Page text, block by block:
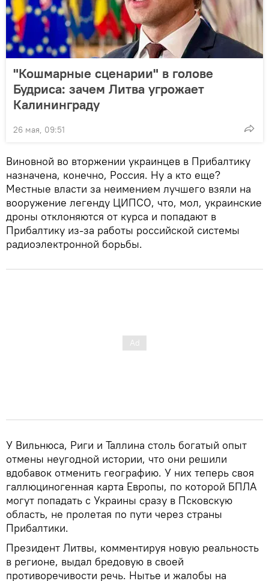
"Кошмарные сценарии" в голове
Будриса: зачем Литва угрожает
Калининграду
26 мая, 09:51
Виновной во вторжении украинцев в Прибалтику
назначена, конечно, Россия. Ну а кто еще?
Местные власти за неимением лучшего взяли на
вооружение легенду ЦИПСО, что, мол, украинские
дроны отклоняются от курса и попадают в
Прибалтику из-за работы российской системы
радиоэлектронной борьбы.
У Вильнюса, Риги и Таллина столь богатый опыт
отмены неугодной истории, что они решили
вдобавок отменить географию. У них теперь своя
галлюциногенная карта Европы, по которой БПЛА
могут попадать с Украины сразу в Псковскую
область, не пролетая по пути через страны
Прибалтики.
Президент Литвы, комментируя новую реальность
в регионе, выдал бредовую в своей
противоречивости речь. Нытье и жалобы на